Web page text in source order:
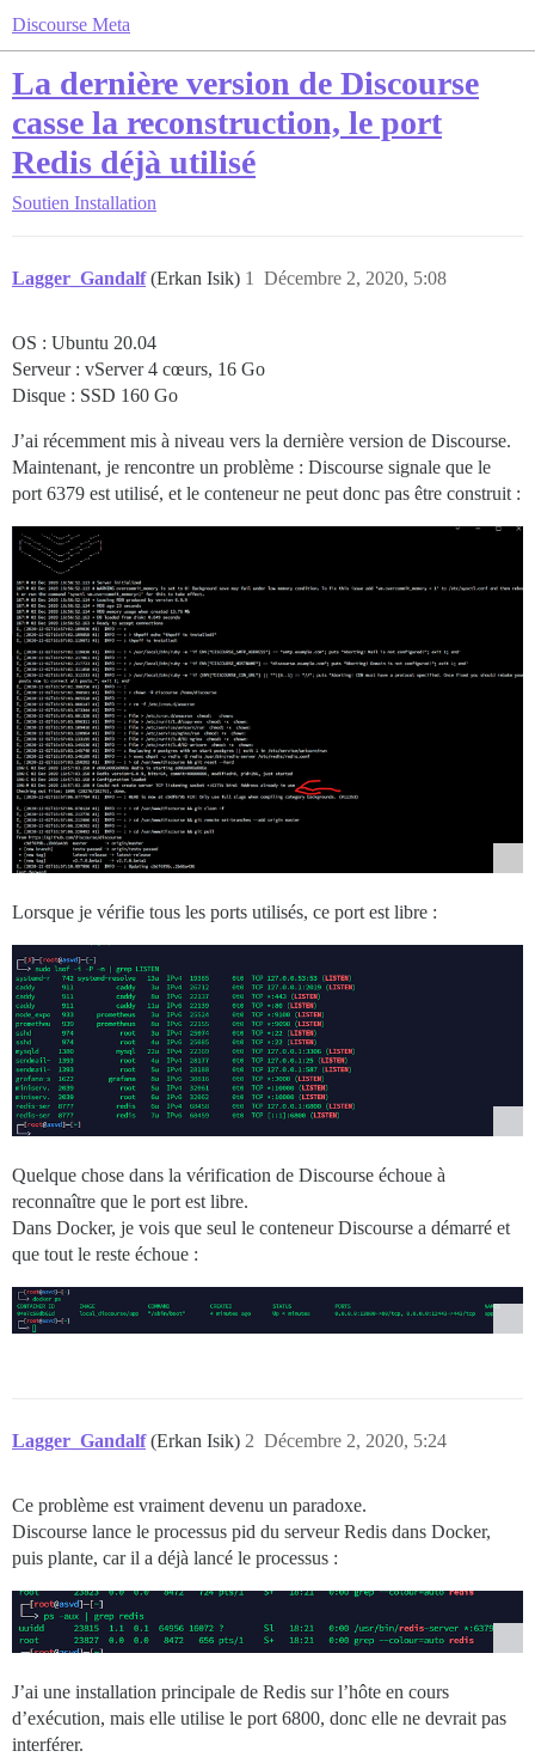
Discourse Meta
La dernière version de Discourse
casse la reconstruction, le port
Redis déjà utilisé
Soutien Installation
Lagger_Gandalf (Erkan Isik) Décembre 2, 2020, 5:08
1
OS : Ubuntu 20.04
Serveur : vServer 4 cœurs, 16 Go
Disque : SSD 160 Go
J’ai récemment mis à niveau vers la dernière version de Discourse.
Maintenant, je rencontre un problème : Discourse signale que le
port 6379 est utilisé, et le conteneur ne peut donc pas être construit :
Lorsque je vérifie tous les ports utilisés, ce port est libre :
Quelque chose dans la vérification de Discourse échoue à
reconnaître que le port est libre.
Dans Docker, je vois que seul le conteneur Discourse a démarré et
que tout le reste échoue :
Lagger_Gandalf (Erkan Isik) Décembre 2, 2020, 5:24
2
Ce problème est vraiment devenu un paradoxe.
Discourse lance le processus pid du serveur Redis dans Docker,
puis plante, car il a déjà lancé le processus :
J’ai une installation principale de Redis sur l’hôte en cours
d’exécution, mais elle utilise le port 6800, donc elle ne devrait pas
interférer.